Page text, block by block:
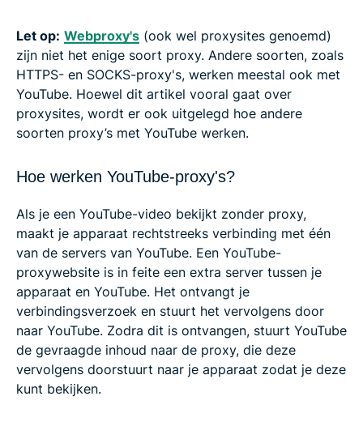
Let op: Webproxy's (ook wel proxysites genoemd)
zijn niet het enige soort proxy. Andere soorten, zoals
HTTPS- en SOCKS-proxy's, werken meestal ook met
YouTube. Hoewel dit artikel vooral gaat over
proxysites, wordt er ook uitgelegd hoe andere
soorten proxy’s met YouTube werken.
Hoe werken YouTube-proxy's?
Als je een YouTube-video bekijkt zonder proxy,
maakt je apparaat rechtstreeks verbinding met één
van de servers van YouTube. Een YouTube-
proxywebsite is in feite een extra server tussen je
apparaat en YouTube. Het ontvangt je
verbindingsverzoek en stuurt het vervolgens door
naar YouTube. Zodra dit is ontvangen, stuurt YouTube
de gevraagde inhoud naar de proxy, die deze
vervolgens doorstuurt naar je apparaat zodat je deze
kunt bekijken.